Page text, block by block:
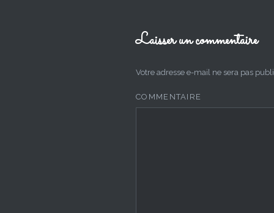
Laisser un commentaire
Votre adresse e-mail ne sera pas
COMMENTAIRE